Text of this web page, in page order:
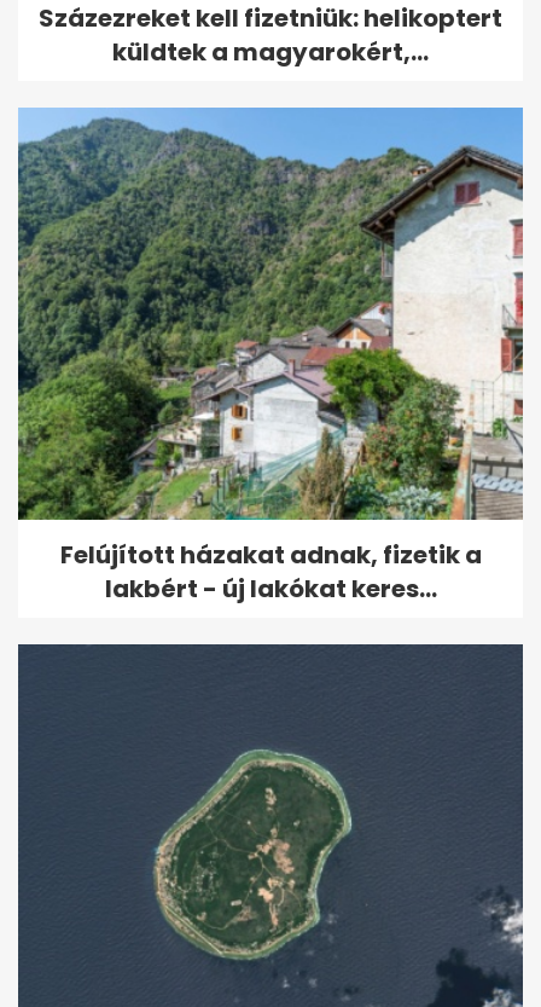
Százezreket kell fizetniük: helikoptert
küldtek a magyarokért,...
Felújított házakat adnak, fizetik a
lakbért - új lakókat keres...